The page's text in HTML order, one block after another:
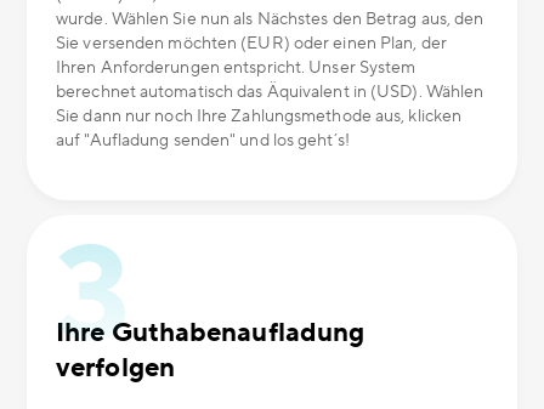
wurde. Wählen Sie nun als Nächstes den Betrag aus, den
Sie versenden möchten (EUR) oder einen Plan, der
Ihren Anforderungen entspricht. Unser System
berechnet automatisch das Äquivalent in (USD). Wählen
Sie dann nur noch Ihre Zahlungsmethode aus, klicken
auf "Aufladung senden" und los geht´s!
Ihre Guthabenaufladung
verfolgen